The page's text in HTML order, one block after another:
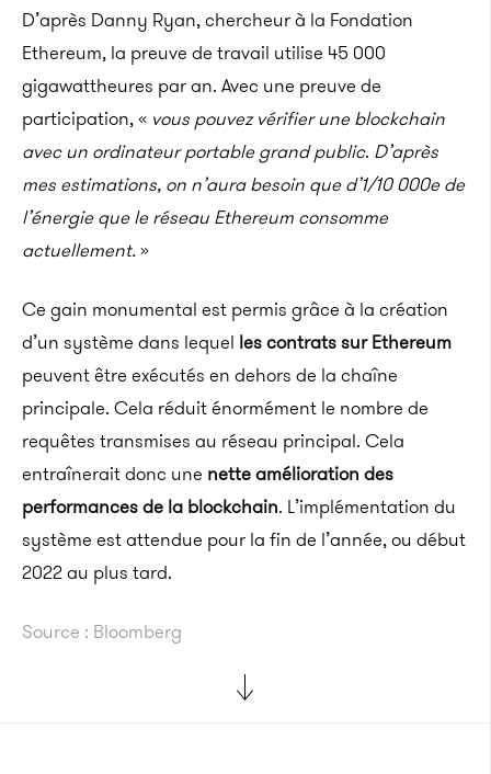
D’après Danny Ryan, chercheur à la Fondation
Ethereum, la preuve de travail utilise 45 000
gigawattheures par an. Avec une preuve de
participation, « vous pouvez vérifier une blockchain
avec un ordinateur portable grand public. D’après
mes estimations, on n’aura besoin que d’1/10 000e de
l’énergie que le réseau Ethereum consomme
actuellement.»
Ce gain monumental est permis grâce à la création
d’un système dans lequel les contrats sur Ethereum
peuvent être exécutés en dehors de la chaîne
principale. Cela réduit énormément le nombre de
requêtes transmises au réseau principal. Cela
entraînerait donc une nette amélioration des
performances de la blockchain. L’implémentation du
système est attendue pour la fin de l’année, ou début
2022 au plus tard.
Source : Bloomberg